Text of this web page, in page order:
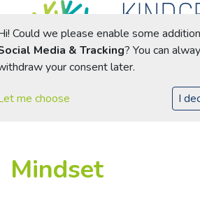
Toggle navigation
Mindset
Could we please enable some
Media & Tracking? You can
your consent later.
me choose I